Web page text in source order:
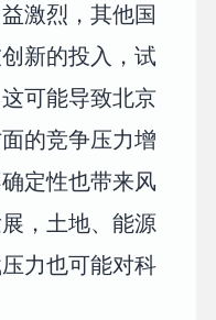
激烈，其他国
新的投入，试
可能导致北京
的竞争压力增
定性也带来风
，土地、能源
力也可能对科